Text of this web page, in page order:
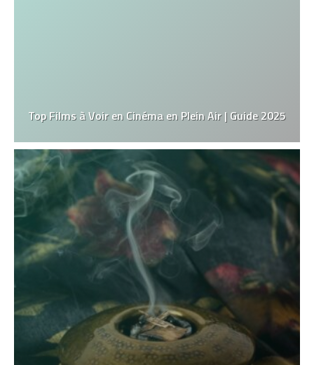
Top Films à Voir en Cinéma en Plein Air | Guide 2025